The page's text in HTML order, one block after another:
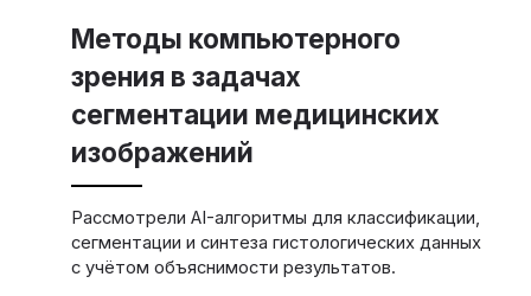
Методы компьютерного
зрения в задачах
сегментации медицинских
изображений
Рассмотрели AI-алгоритмы для классификации,
сегментации и синтеза гистологических данных
с учётом объяснимости результатов.